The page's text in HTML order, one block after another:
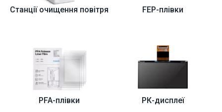
Станції очищення повітря FEP-плівки
PFA-плівки РК-дисплеї